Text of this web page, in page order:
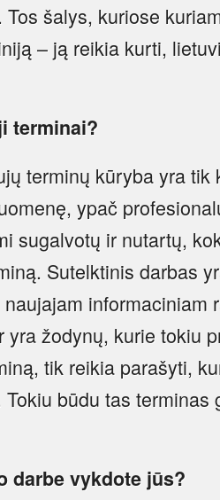
šalys, kuriose
– ją reikia kurti,
terminai?
terminų kūryba yra
ypač
sugalvotų ir nutartų,
Sutelktinis darbas
informaciniam
yra žodynų, kurie tokiu
tik reikia parašyti,
būdu tas terminas
darbe vykdote jūs?